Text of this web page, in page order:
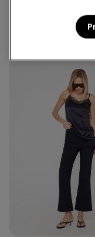
Najniža cijena 30 dana
-50%
9,99 €